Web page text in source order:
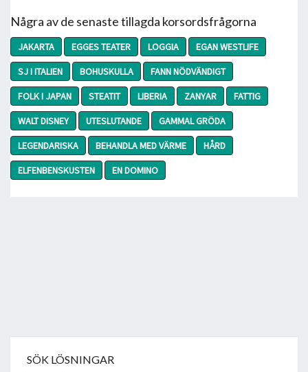
Några av de senaste tillagda korsordsfrågorna
JAKARTA EGGES TEATER LOGGIA
EGAN WESTLIFE
SJ I ITALIEN
BOHUSKULLA
FANN NÖDVÄNDIGT
FOLK I JAPAN
STEATIT LIBERIA ZANYAR
FATTIG
WALT DISNEY
UTESLUTANDE
GAMMAL GRÖDA
LEGENDARISKA
BEHANDLA MED VÄRME
HÅRD
ELFENBENSKUSTEN
EN DOMINO
SÖK LÖSNINGAR